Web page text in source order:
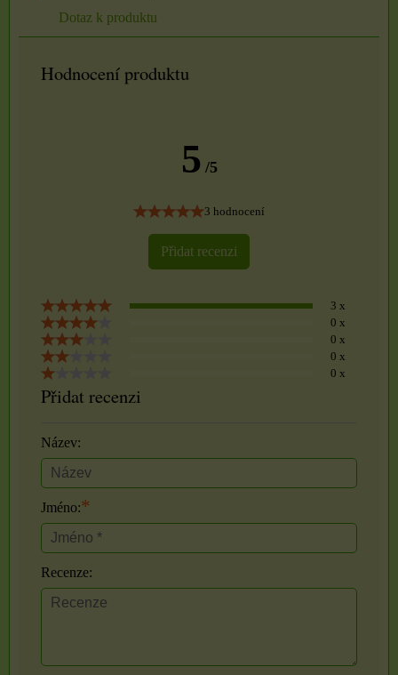
Dotaz k produktu
Hodnocení produktu
5 /5
3 hodnocení
Přidat recenzi
3 x
0 x
0 x
0 x
0 x
Přidat recenzi
Název:
Jméno:*
Recenze: